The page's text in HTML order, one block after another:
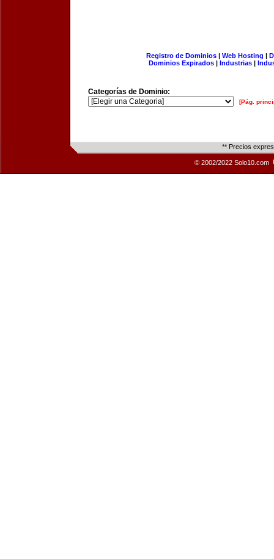
Registro de Dominios| Web Hosting |
Dominios Expirados | Industrias |
Categorías de Dominio:
[Pág.
** Precios
© 2002/2022 Solo10.com